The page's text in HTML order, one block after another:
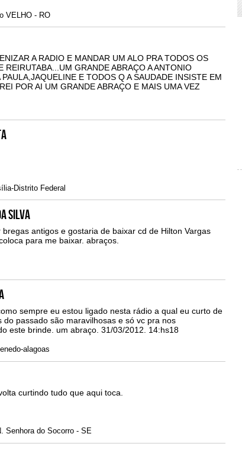
VELHO - RO
A RADIO E MANDAR UM ALO PRA TODOS OS
REIRUTABA...UM GRANDE ABRAÇO A ANTONIO
E TODOS Q A SAUDADE INSISTE EM
POR AI UM GRANDE ABRAÇO E MAIS UMA VEZ
Distrito Federal
Silva
antigos e gostaria de baixar cd de Hilton Vargas
para me baixar. abraços.
sempre eu estou ligado nesta rádio a qual eu curto de
do passado são maravilhosas e só vc pra nos
este brinde. um abraço. 31/03/2012. 14:hs18
alagoas
curtindo tudo que aqui toca.
Senhora do Socorro - SE